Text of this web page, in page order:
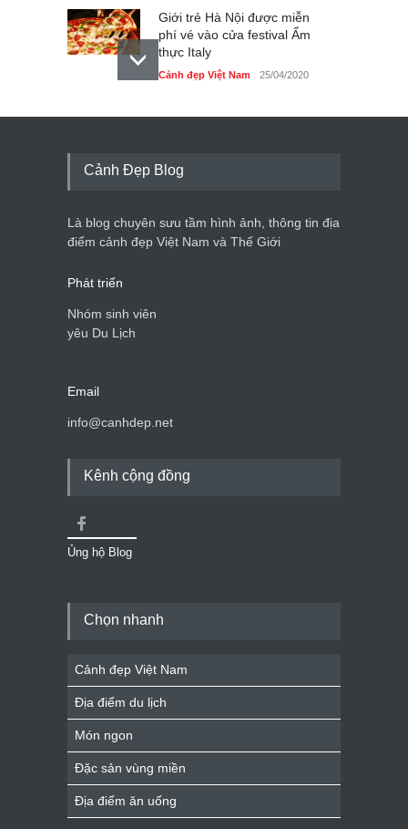
Giới trẻ Hà Nội được miễn
phí vé vào cửa festival Ẩm
thực Italy
Cảnh đẹp Việt Nam 25/04/2020
Tam giác mạch khoe sắc
du lịch quốc gia
Cảnh đẹp Việt Nam 24/04/2020
Cảnh Đẹp Blog
Là blog chuyên sưu tầm hình ảnh, thông tin địa
điểm cảnh đẹp Việt Nam và Thế Giới
Phát triển
Nhóm sinh viên
yêu Du Lịch
Email
info@canhdep.net
Kênh cộng đồng
Ủng hộ Blog
Chọn nhanh
Cảnh đẹp Việt Nam
Địa điểm du lịch
Món ngon
Đặc sản vùng miền
Địa điểm ăn uống